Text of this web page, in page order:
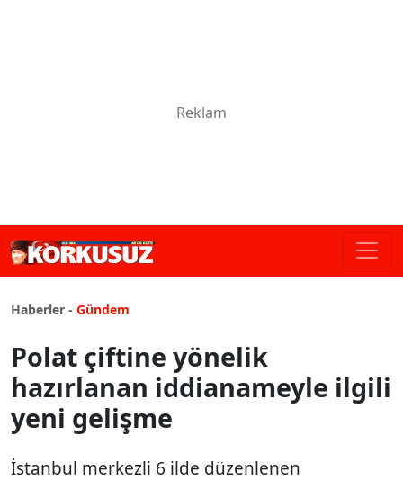
Haberler - Gündem
Polat çiftine yönelik
hazırlanan iddianameyle ilgili
yeni gelişme
İstanbul merkezli 6 ilde düzenlenen